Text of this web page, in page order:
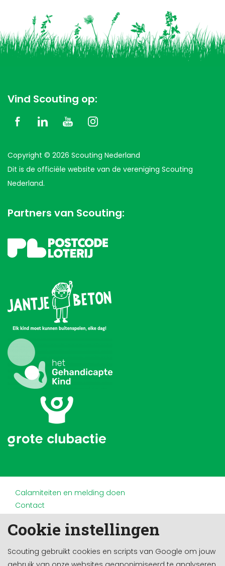
Cookie instellingen
Scouting gebruikt cookies en scripts van Google om jouw
Vind Scouting op:
Copyright © 2026 Scouting Nederland
Dit is de officiële website van de vereniging Scouting
Nederland.
Partners van Scouting:
Calamiteiten en melding doen
Contact
Doneren en nalaten
Privacy